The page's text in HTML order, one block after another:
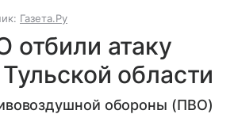
Газета.Ру
атаку
области
обороны (ПВО)